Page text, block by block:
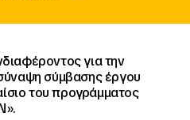
για την
σύμβασης έργου
του προγράμματος